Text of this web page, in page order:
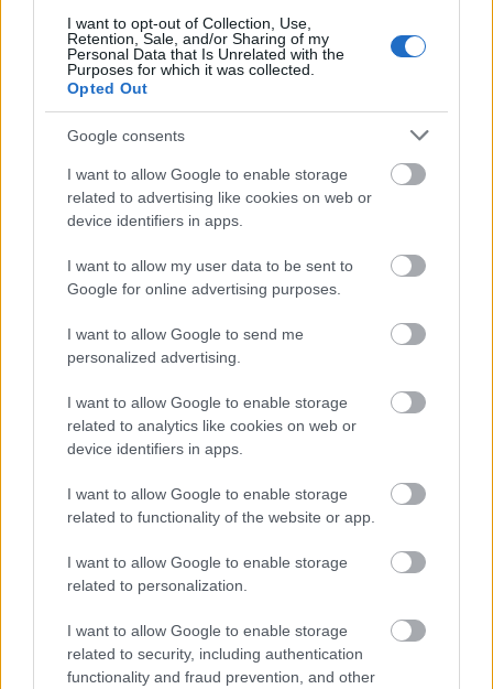
I want to opt-out of Collection, Use,
Retention, Sale, and/or Sharing of my
Personal Data that Is Unrelated with the
Purposes for which it was collected.
Opted Out
Google consents
I want to allow Google to enable storage
related to advertising like cookies on web or
device identifiers in apps.
I want to allow my user data to be sent to
Google for online advertising purposes.
I want to allow Google to send me
personalized advertising.
I want to allow Google to enable storage
related to analytics like cookies on web or
device identifiers in apps.
I want to allow Google to enable storage
related to functionality of the website or app.
I want to allow Google to enable storage
related to personalization.
I want to allow Google to enable storage
related to security, including authentication
functionality and fraud prevention, and other
Homelander
Φίλε, ο Μπαρτζωκας εκπαιδεύει τους νέους του
παίκτες και σ αυτό χρειάζεται και παλιούς. Αν
αυτό σου λέει κάτι. Λογικά και του χρόνου
βασικοί θα ναι οι Γουοκαπ, Φουρνιε, Παπ,
Βεζενκοφ, Μιλου. Οι Έβανς, Λι, Γουορντ, ξένος
και στο μπάσκετ Μπαρτζωκα.
Απάντησε
1 Likes 1 Απαντήσεις
Homelander
Alex Ferguson
περιφερειακός έχεις ήδη υπερπληθώρα
παιχτών. Εκτός αν υπάρχει αστερίσκος σχετικά
Απάντησε
Likes 0 Απαντήσεις
Alex Ferguson
02/07/2025 - 20:32
Μακισικ, Παπ, Γουορντ λοιπόν στο 3. Φουρνιε,
Ντορσευ, Λι (Λαρι, Νετζηπογλου). Γουοκαπ, Έβανς
στον άσο. Δε χρειάζεται άλλος καθώς στον άσο
πίσω και είμαστε κομπλέ. Διαβατήρια σε Μακισικ,
Μιλου και Φαλ.
Απάντησε
3 Likes 2 Απαντήσεις